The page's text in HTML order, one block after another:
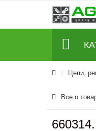
Цепи,
Все о